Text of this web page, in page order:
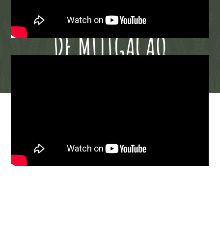
ADAPTAÇÃO / MEDIDAS
DE MITIGAÇÃO